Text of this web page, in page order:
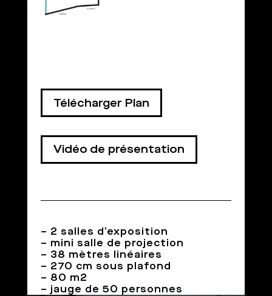
Télécharger Plan
Vidéo de présentation
– 2 salles d’exposition
– mini salle de projection
– 38 mètres linéaires
– 270 cm sous plafond
– 80 m2
– jauge de 50 personnes